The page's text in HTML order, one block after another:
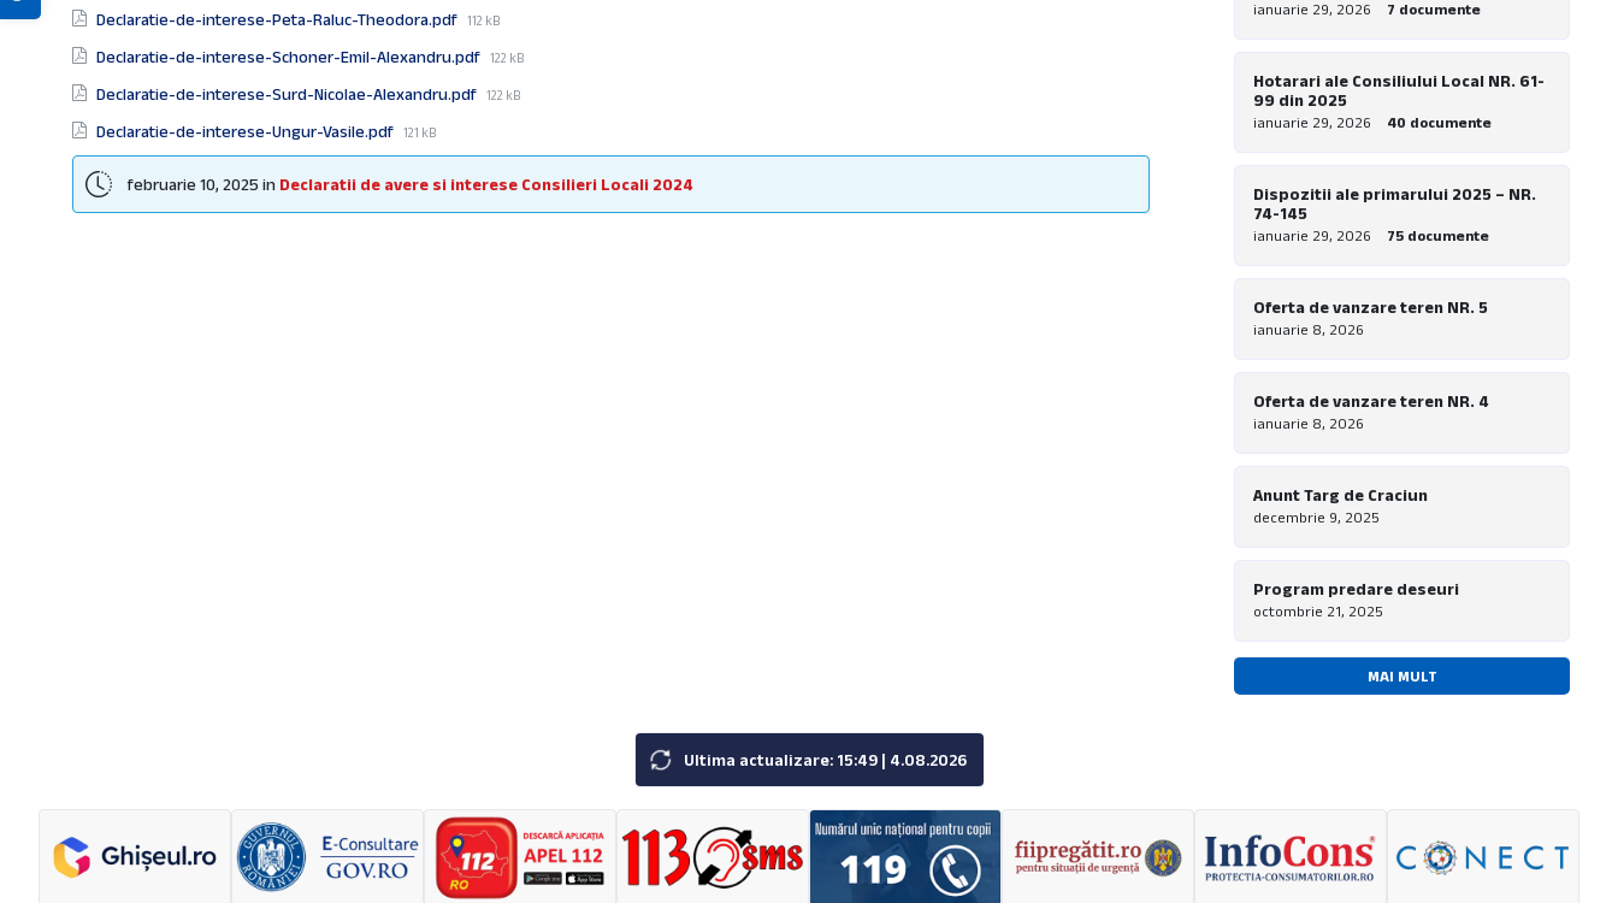
Declaratie-de-interese-Peta-Raluc-Theodora.pdf File
112 kB
Declaratie-de-interese-Schoner-Emil-Alexandru.pdf File
122 kB
Declaratie-de-interese-Surd-Nicolae-Alexandru.pdf File
122 kB
Declaratie-de-interese-Ungur-Vasile.pdf File
size:
121 kB
februarie 10, 2025 in Declaratii de avere si interese Consilieri Locali 2024
ianuarie 29, 2026 7 documente
Hotarari ale Consiliului Local NR. 61-
99 din 2025
ianuarie 29, 2026 40 documente
Dispozitii ale primarului 2025 – NR.
74-145
ianuarie 29, 2026 75 documente
Oferta de vanzare teren NR. 5
ianuarie 8, 2026
Oferta de vanzare teren NR. 4
ianuarie 8, 2026
Anunt Targ de Craciun
decembrie 9, 2025
Program predare deseuri
octombrie 21, 2025
MAI MULT
Ultima actualizare: 15:49 | 4.08.2026